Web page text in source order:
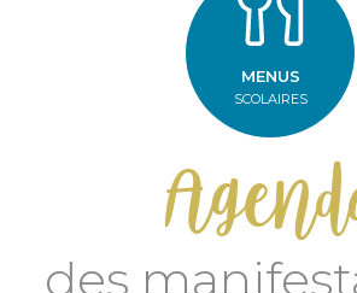
MENUS
SCOLAIRES
des